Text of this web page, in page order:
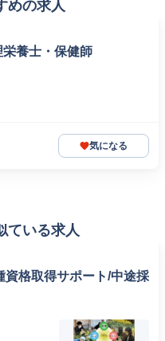
めの求人
栄養士・保健師
気になる
ている求人
資格取得サポート/中途採